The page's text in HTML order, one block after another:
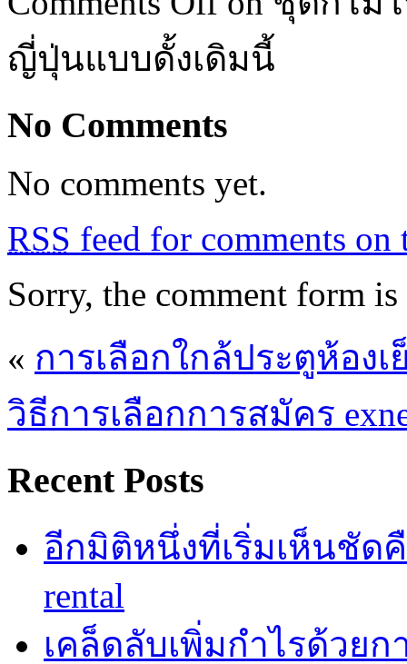
ญี่ปุ่นแบบดั้งเดิมนี้
No Comments
No comments yet.
RSS feed for comments on
Sorry, the comment form
« การเลือกใกล้ประตูห้อง
วิธีการเลือกการสมัคร
Recent Posts
อีกมิติหนึ่งที่เริ่มเห็นชัดคื
rental
เคล็ดลับเพิ่มกำไรด้วย